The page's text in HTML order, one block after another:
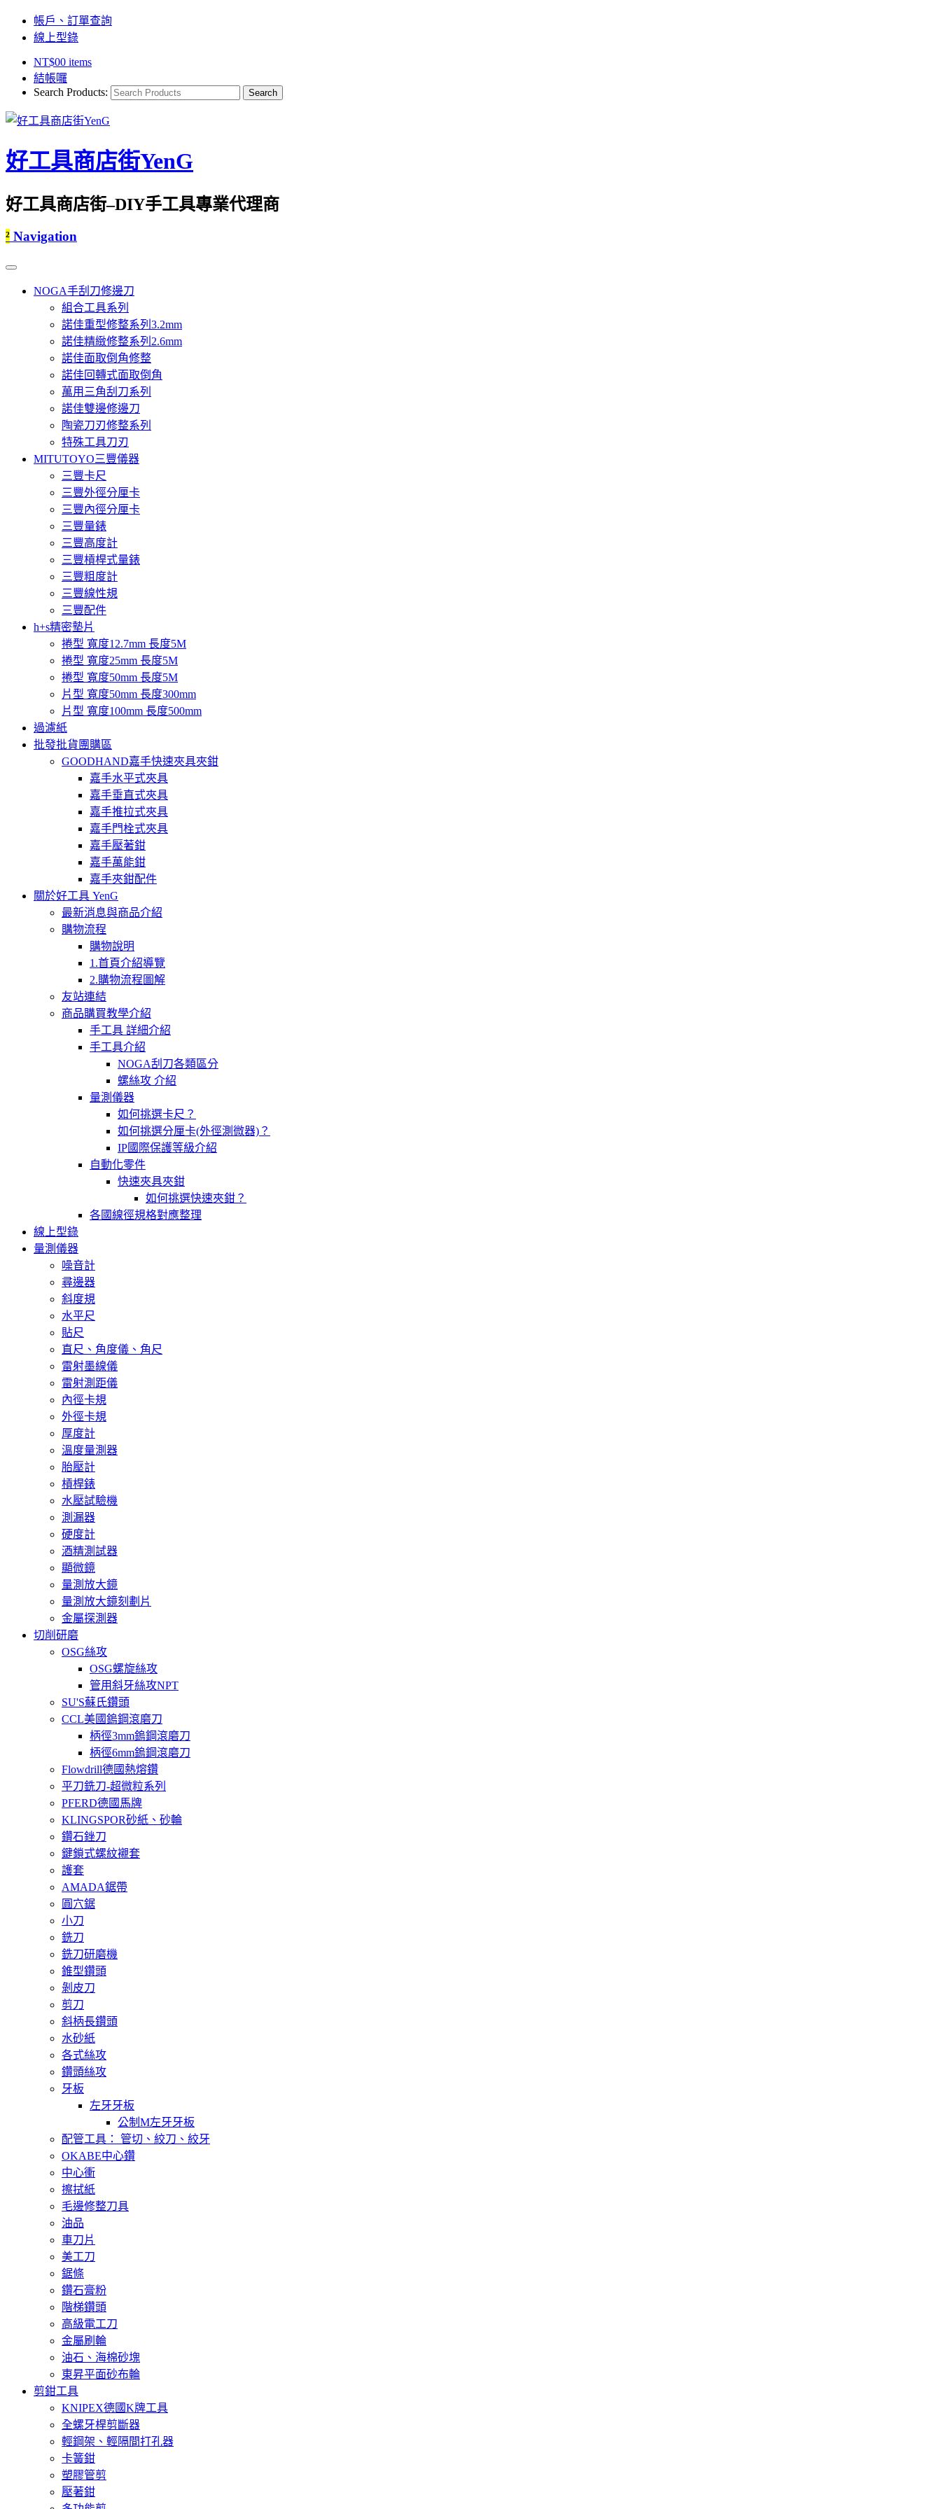
帳戶、訂單查詢
線上型錄
NT$00 items
結帳囉
Search Products:
好工具商店街YenG
好工具商店街–DIY手工具專業代理商
² Navigation
NOGA手刮刀修邊刀
組合工具系列
諾佳重型修整系列3.2mm
諾佳精緻修整系列2.6mm
諾佳面取倒角修整
諾佳回轉式面取倒角
萬用三角刮刀系列
諾佳雙邊修邊刀
陶瓷刀刃修整系列
特殊工具刀刃
MITUTOYO三豐儀器
三豐卡尺
三豐外徑分厘卡
三豐內徑分厘卡
三豐量錶
三豐高度計
三豐槓桿式量錶
三豐粗度計
三豐線性規
三豐配件
h+s精密墊片
捲型 寬度12.7mm 長度5M
捲型 寬度25mm 長度5M
捲型 寬度50mm 長度5M
片型 寬度50mm 長度300mm
片型 寬度100mm 長度500mm
過濾紙
批發批貨團購區
GOODHAND嘉手快速夾具夾鉗
嘉手水平式夾具
嘉手垂直式夾具
嘉手推拉式夾具
嘉手門栓式夾具
嘉手壓著鉗
嘉手萬能鉗
嘉手夾鉗配件
關於好工具 YenG
最新消息與商品介紹
購物流程
購物說明
1.首頁介紹導覽
2.購物流程圖解
友站連結
商品購買教學介紹
手工具 詳細介紹
手工具介紹
NOGA刮刀各類區分
螺絲攻 介紹
量測儀器
如何挑選卡尺？
如何挑選分厘卡(外徑測微器)？
IP國際保護等級介紹
自動化零件
快速夾具夾鉗
如何挑選快速夾鉗？
各國線徑規格對應整理
線上型錄
量測儀器
噪音計
尋邊器
斜度規
水平尺
貼尺
直尺、角度儀、角尺
雷射墨線儀
雷射測距儀
內徑卡規
外徑卡規
厚度計
溫度量測器
胎壓計
槓桿錶
水壓試驗機
測漏器
硬度計
酒精測試器
顯微鏡
量測放大鏡
量測放大鏡刻劃片
金屬探測器
切削研磨
OSG絲攻
OSG螺旋絲攻
管用斜牙絲攻NPT
SU'S蘇氏鑽頭
CCL美國鎢鋼滾磨刀
柄徑3mm鎢鋼滾磨刀
柄徑6mm鎢鋼滾磨刀
Flowdrill德國熱熔鑽
平刀銑刀-超微粒系列
PFERD德國馬牌
KLINGSPOR砂紙、砂輪
鑽石銼刀
鍵鎖式螺紋襯套
護套
AMADA鋸帶
圓穴鋸
小刀
銑刀
銑刀研磨機
錐型鑽頭
剝皮刀
剪刀
斜柄長鑽頭
水砂紙
各式絲攻
鑽頭絲攻
牙板
左牙牙板
公制M左牙牙板
配管工具： 管切、絞刀、絞牙
OKABE中心鑽
中心衝
擦拭紙
毛邊修整刀具
油品
車刀片
美工刀
鋸條
鑽石膏粉
階梯鑽頭
高級電工刀
金屬刷輪
油石、海棉砂塊
東昇平面砂布輪
剪鉗工具
KNIPEX德國K牌工具
全螺牙桿剪斷器
輕鋼架、輕隔間打孔器
卡簧鉗
塑膠管剪
壓著鉗